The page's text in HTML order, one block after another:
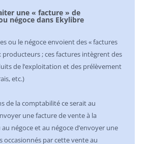
une « facture » de
négoce dans Ekylibre
ou le négoce envoient des « factures
producteurs ; ces factures intègrent des
de l’exploitation et des prélèvement
etc.)
de la comptabilité ce serait au
une facture de vente à la
négoce et au négoce d’envoyer une
occasionnés par cette vente au